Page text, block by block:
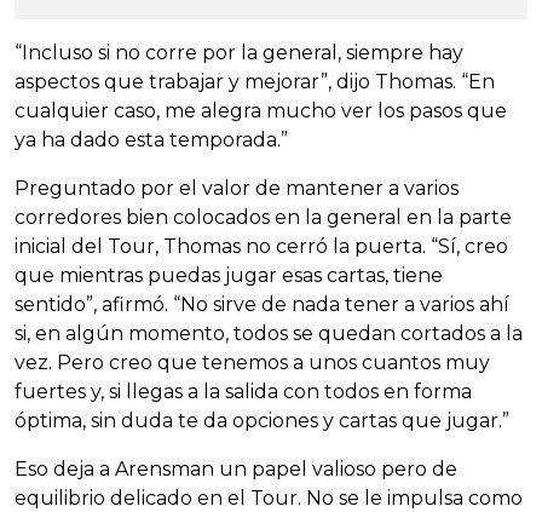
“Incluso si no corre por la general, siempre hay
aspectos que trabajar y mejorar”, dijo Thomas. “En
cualquier caso, me alegra mucho ver los pasos que
ya ha dado esta temporada.”
Preguntado por el valor de mantener a varios
corredores bien colocados en la general en la parte
inicial del Tour, Thomas no cerró la puerta. “Sí, creo
que mientras puedas jugar esas cartas, tiene
sentido”, afirmó. “No sirve de nada tener a varios ahí
si, en algún momento, todos se quedan cortados a la
vez. Pero creo que tenemos a unos cuantos muy
fuertes y, si llegas a la salida con todos en forma
óptima, sin duda te da opciones y cartas que jugar.”
Eso deja a Arensman un papel valioso pero de
equilibrio delicado en el Tour. No se le impulsa como